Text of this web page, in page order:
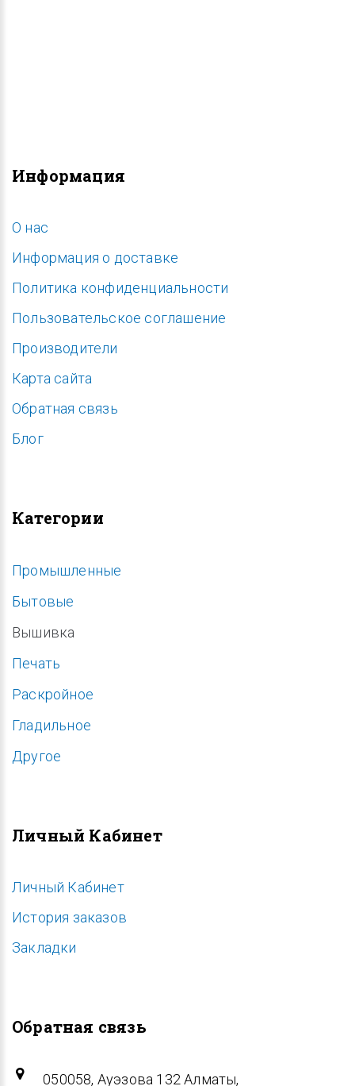
Информация
O нас
Информация о доставке
Политика конфиденциальности
Пользовательское соглашение
Производители
Карта сайта
Обратная связь
Блог
Категории
Промышленные
Бытовые
Вышивка
Печать
Раскройное
Гладильное
Другое
Личный Кабинет
Личный Кабинет
История заказов
Закладки
Обратная связь
050058, Ауэзова 132 Алматы,